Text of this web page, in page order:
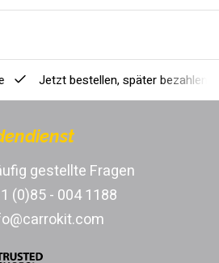
Jetzt bestellen, später bezahlen
gestellte Fragen
(0)85 - 004 1188